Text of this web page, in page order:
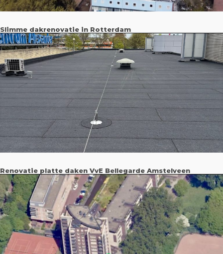
Slimme dakrenovatie in Rotterdam
Renovatie platte daken VvE Bellegarde Amstelveen